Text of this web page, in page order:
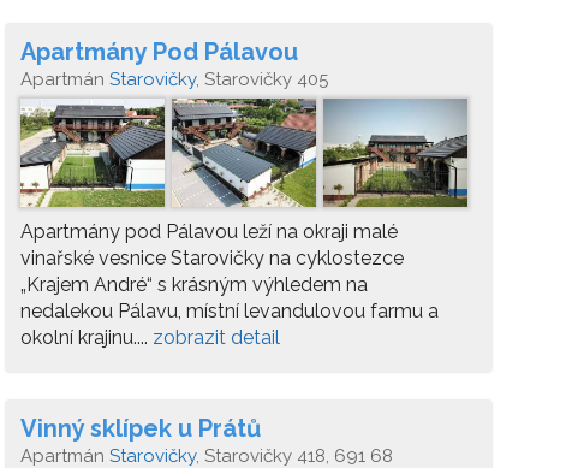
Apartmány Pod Pálavou
Apartmán Starovičky, Starovičky 405
Apartmány pod Pálavou leží na okraji malé
vinařské vesnice Starovičky na cyklostezce
„Krajem André“ s krásným výhledem na
nedalekou Pálavu, místní levandulovou farmu a
okolní krajinu.... zobrazit detail
Vinný sklípek u Prátů
Apartmán Starovičky, Starovičky 418, 691 68